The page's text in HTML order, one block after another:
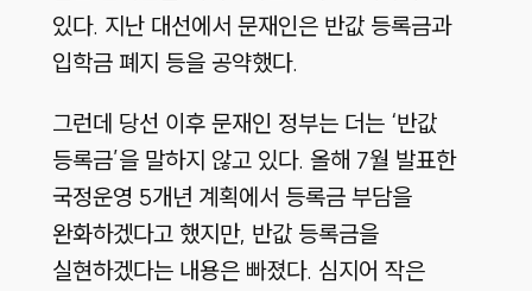
있다. 지난 대선에서 문재인은 반값 등록금과
입학금 폐지 등을 공약했다.
그런데 당선 이후 문재인 정부는 더는 ‘반값
등록금’을 말하지 않고 있다. 올해 7월 발표한
국정운영 5개년 계획에서 등록금 부담을
완화하겠다고 했지만, 반값 등록금을
실현하겠다는 내용은 빠졌다. 심지어 작은